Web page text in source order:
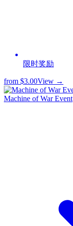
限时奖励
from $3.00View →
Machine of War Event